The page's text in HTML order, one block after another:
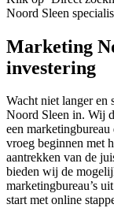
Noord Sleen
Marketing
investering
Wacht niet langer en
Noord Sleen in. Wij
een
vroeg beginnen met
aantrekken van de
bieden wij de
marketingbureau’s
start met online